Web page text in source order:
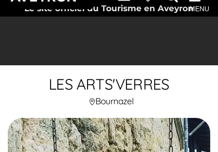
Le site officiel du Tourisme en AveyronMENU
LES ARTS'VERRES
Bournazel